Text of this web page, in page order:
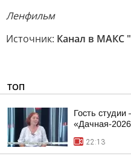
Ленфильм
Источник: Канал в
ТОП
Гость
«Дачная-
22:13